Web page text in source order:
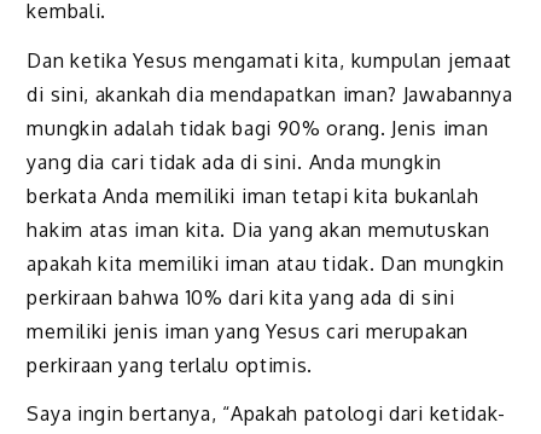
kembali.
Dan ketika Yesus mengamati kita, kumpulan jemaat
di sini, akankah dia mendapatkan iman? Jawabannya
mungkin adalah tidak bagi 90% orang. Jenis iman
yang dia cari tidak ada di sini. Anda mungkin
berkata Anda memiliki iman tetapi kita bukanlah
hakim atas iman kita. Dia yang akan memutuskan
apakah kita memiliki iman atau tidak. Dan mungkin
perkiraan bahwa 10% dari kita yang ada di sini
memiliki jenis iman yang Yesus cari merupakan
perkiraan yang terlalu optimis.
Saya ingin bertanya, “Apakah patologi dari ketidak-